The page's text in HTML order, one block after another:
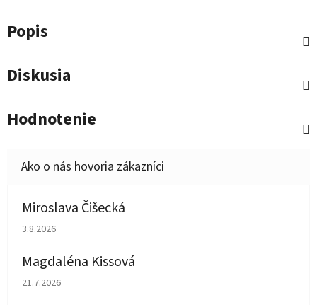
Popis
Diskusia
Hodnotenie
Miroslava Čišecká
Hodnotenie obchodu je 1 z 5 hviezdičiek.
3.8.2026
Magdaléna Kissová
Hodnotenie obchodu je 5 z 5 hviezdičiek.
21.7.2026